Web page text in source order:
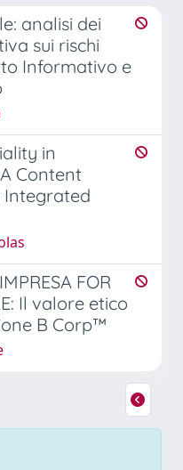
analisi dei
sui rischi
Informativo e
in
Content
Integrated
FOR
Il valore etico
B Corp™